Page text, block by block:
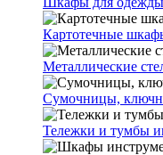
Картотечные
Металлические
Сумочницы,
Тележки и тумбы